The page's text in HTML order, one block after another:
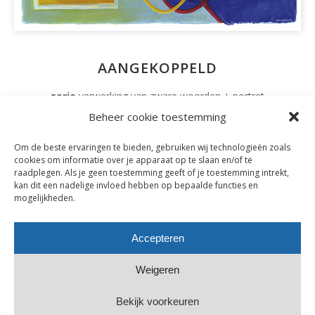
Beheer cookie toestemming
Om de beste ervaringen te bieden, gebruiken wij technologieën zoals
cookies om informatie over je apparaat op te slaan en/of te
raadplegen. Als je geen toestemming geeft of je toestemming intrekt,
kan dit een nadelige invloed hebben op bepaalde functies en
mogelijkheden.
Accepteren
Weigeren
Bekijk voorkeuren
AANGEKOPPELD
serie verwerking van zware woorden + portret
techniek tekenen – schilderen
acryl en pen op papier
29,7 x 42 cm
2019
Copyright © Esther van de Visch | website: